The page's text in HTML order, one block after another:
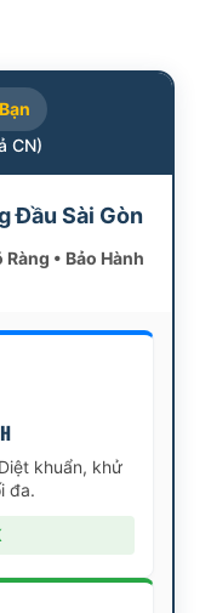
CN)
Đầu Sài Gòn
• Bảo Hành
khuẩn, khử
đa.